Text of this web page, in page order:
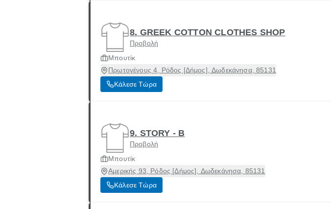
8. GREEK COTTON CLOTHES SHOP
Προβολή
Μπουτίκ
Πρωτογένους 4, Ρόδος [Δήμος], Δωδεκάνησα, 85131
Κάλεσε Τώρα
9. STORY - B
Προβολή
Μπουτίκ
Αμερικής 93, Ρόδος [Δήμος], Δωδεκάνησα, 85131
Κάλεσε Τώρα